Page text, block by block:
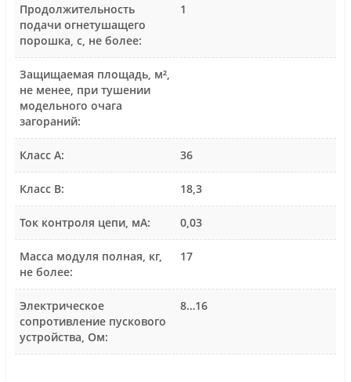
Продолжительность
подачи огнетушащего
порошка, с, не более:
1
Защищаемая площадь, м²,
не менее, при тушении
модельного очага
загораний:
Класс А: 36
Класс В: 18,3
Ток контроля цепи, мА: 0,03
Масса модуля полная, кг,
не более:
17
Электрическое
сопротивление пускового
устройства, Ом:
8…16